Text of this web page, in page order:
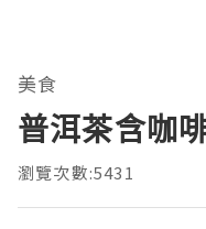
美食
普洱茶含咖
瀏覽次數:5431